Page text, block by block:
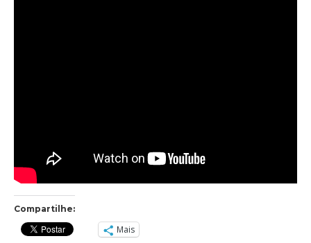
Compartilhe:
Mais